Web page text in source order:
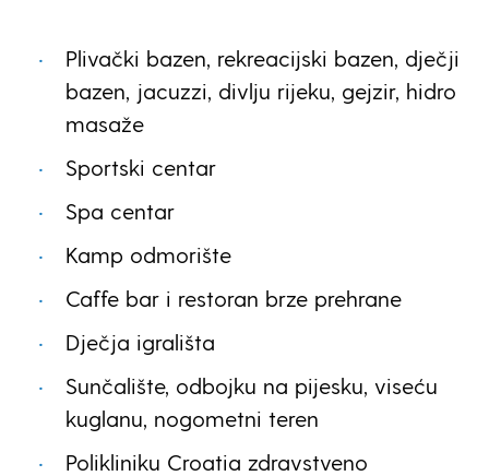
Plivački bazen, rekreacijski bazen, dječji
bazen, jacuzzi, divlju rijeku, gejzir, hidro
masaže
Sportski centar
Spa centar
Kamp odmorište
Caffe bar i restoran brze prehrane
Dječja igrališta
Sunčalište, odbojku na pijesku, viseću
kuglanu, nogometni teren
Polikliniku Croatia zdravstveno